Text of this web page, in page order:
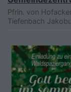
Pfrin. von
Tiefenbach